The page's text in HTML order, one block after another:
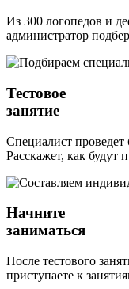
Из 300 логопедов и
администратор
Тестовое
занятие
Специалист проведет
Расскажет, как будут
Начните
заниматься
После тестового
приступаете к